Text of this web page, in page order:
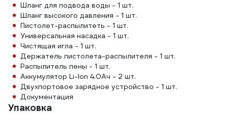
Шланг для подвода воды - 1 шт.
Шланг высокого давления - 1 шт.
Пистолет-распылитеть - 1 шт.
Универсальная насадка - 1 шт.
Чистящая игла - 1 шт.
Держатель пистолета-распылителя - 1 шт.
Распылитель пены - 1 шт.
Аккумулятор Li-Ion 4.0Ач - 2 шт.
Двухпортовое зарядное устройство - 1 шт.
Документация
Упаковка